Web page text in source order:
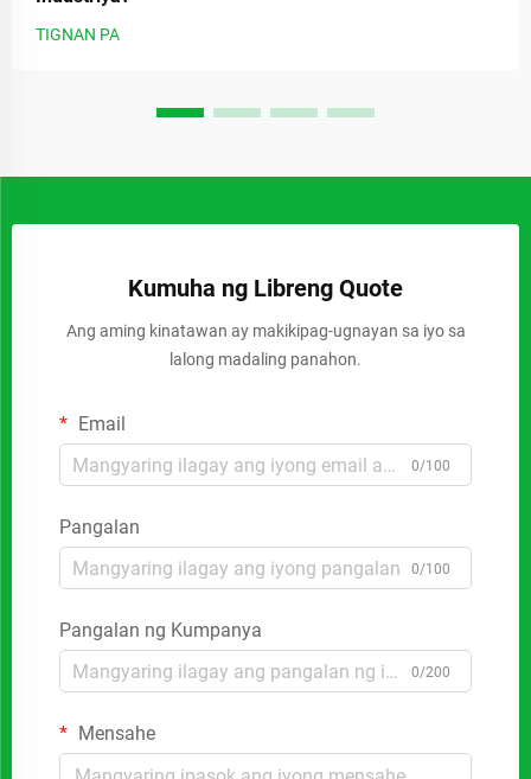
TIGNAN PA
Kumuha ng Libreng Quote
Ang aming kinatawan ay makikipag-ugnayan sa iyo sa
lalong madaling panahon.
Email
0/100
Pangalan
0/100
Pangalan ng Kumpanya
0/200
Mensahe